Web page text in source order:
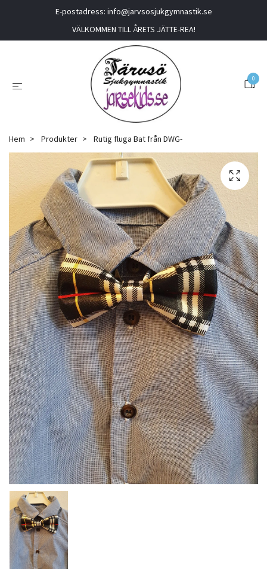
E-postadress: info@jarvsosjukgymnastik.se
VÄLKOMMEN TILL ÅRETS JÄTTE-REA!
0
Hem Produkter Rutig fluga Bat från DWG-